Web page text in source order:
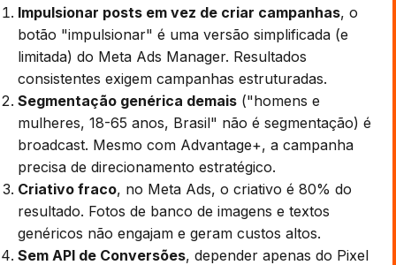
Impulsionar posts em vez de criar campanhas, o
botão "impulsionar" é uma versão simplificada (e
limitada) do Meta Ads Manager. Resultados
consistentes exigem campanhas estruturadas.
Segmentação genérica demais ("homens e
mulheres, 18-65 anos, Brasil" não é segmentação) é
broadcast. Mesmo com Advantage+, a campanha
precisa de direcionamento estratégico.
Criativo fraco, no Meta Ads, o criativo é 80% do
resultado. Fotos de banco de imagens e textos
genéricos não engajam e geram custos altos.
Sem API de Conversões, depender apenas do Pixel